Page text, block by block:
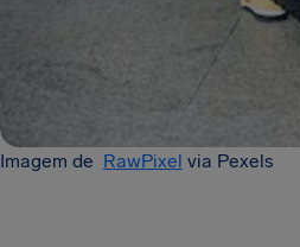
Imagem de RawPixel via Pexels